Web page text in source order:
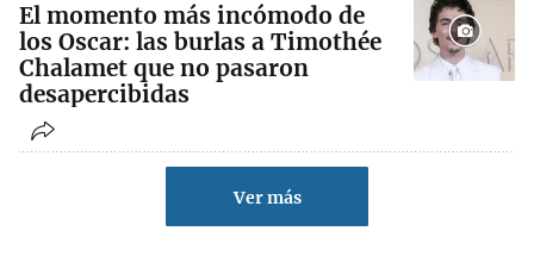
El momento más incómodo de
los Oscar: las burlas a Timothée
Chalamet que no pasaron
desapercibidas
Ver más